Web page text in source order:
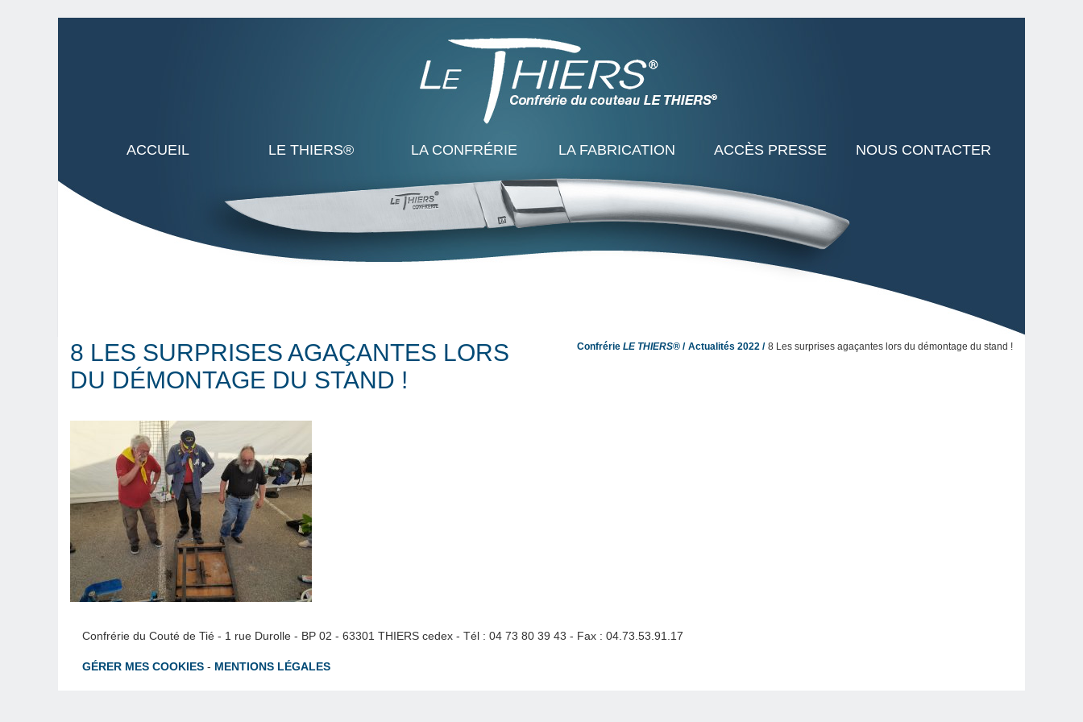
ACCUEIL LE THIERS® LA CONFRÉRIE LA FABRICATION ACCÈS PRESSE NOUS CONTACTER
8 LES SURPRISES AGAÇANTES LORS
DU DÉMONTAGE DU STAND !
Confrérie LE THIERS® Actualités 2022 8 Les surprises agaçantes lors du démontage du stand !
Confrérie du Couté de Tié - 1 rue Durolle - BP 02 - 63301 THIERS cedex - Tél : 04 73 80 39 43 - Fax : 04.73.53.91.17
GÉRER MES COOKIES - MENTIONS LÉGALES